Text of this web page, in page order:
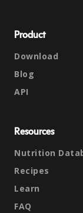
Product
Download
Blog
API
Resources
Nutrition
Recipes
Learn
FAQ